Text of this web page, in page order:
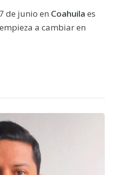
de junio en Coahuila es
a cambiar en